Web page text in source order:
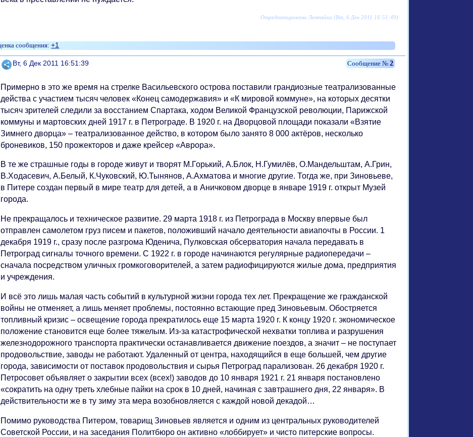
Отредактировано Лентяйка (Вт, 6 Дек 2011 16:51:49)
+1
Поделиться 2
Вт, 6 Дек 2011 16:51:39
Примерно в это же время на стрелке Васильевского острова поставили грандиозные театрализованные
действа с участием тысяч человек «Конец самодержавия» и «К мировой коммуне», на которых десятки
тысяч зрителей следили за восстанием Спартака, ходом Великой Французской революции, Парижской
коммуны и мартовских дней 1917 г. в Петрограде. В 1920 г. на Дворцовой площади показали «Взятие
Зимнего дворца» – театрализованное действо, в котором было занято 8 000 актёров, несколько
броневиков, 150 прожекторов и даже крейсер «Аврора».
В те же страшные годы в городе живут и творят М.Горький, А.Блок, Н.Гумилёв, О.Мандельштам, А.Грин,
В.Ходасевич, А.Белый, К.Чуковский, Ю.Тынянов, А.Ахматова и многие другие. Тогда же, при Зиновьеве,
в Питере создан первый в мире театр для детей, а в Аничковом дворце в январе 1919 г. открыт Музей
города.
Не прекращалось и техническое развитие. 29 марта 1918 г. из Петрограда в Москву впервые был
отправлен самолетом груз писем и пакетов, положивший начало деятельности авиапочты в России. 1
декабря 1919 г., сразу после разгрома Юденича, Пулковская обсерватория начала передавать в
Петроград сигналы точного времени. С 1922 г. в городе начинаются регулярные радиопередачи –
сначала посредством уличных громкоговорителей, а затем радиофицируются жилые дома, предприятия
и учреждения.
И всё это лишь малая часть событий в культурной жизни города тех лет. Прекращение же гражданской
войны не отменяет, а лишь меняет проблемы, постоянно встающие пред Зиновьевым. Обостряется
топливный кризис – освещение города прекратилось еще 15 марта 1920 г. К концу 1920 г. экономическое
положение становится еще более тяжелым. Из-за катастрофической нехватки топлива и разрушения
железнодорожного транспорта практически останавливается движение поездов, а значит – не поступает
продовольствие, заводы не работают. Удаленный от центра, находящийся в еще большей, чем другие
города, зависимости от поставок продовольствия и сырья Петроград парализован. 26 декабря 1920 г.
Петросовет объявляет о закрытии всех (всех!) заводов до 10 января 1921 г. 21 января постановлено
«сократить на одну треть хлебные пайки на срок в 10 дней, начиная с завтрашнего дня, 22 января». В
действительности же в ту зиму эта мера возобновляется с каждой новой декадой…
Помимо руководства Питером, товарищ Зиновьев является и одним из центральных руководителей
Советской России, и на заседания Политбюро он активно «лоббирует» и чисто питерские вопросы.